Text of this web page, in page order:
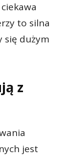
to silna
się dużym
z
jest